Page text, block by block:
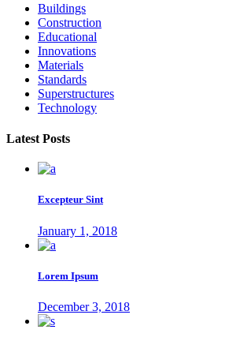
Buildings
Construction
Educational
Innovations
Materials
Standards
Superstructures
Technology
Latest Posts
Excepteur Sint
January 1, 2018
Lorem Ipsum
December 3, 2018